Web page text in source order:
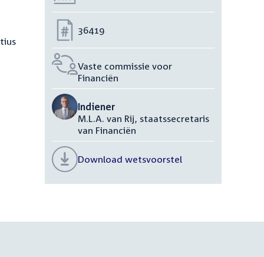
Nummer:
36419
Vaste commissie voor
Financiën
Indiener
M.L.A. van Rij, staatssecretaris
van Financiën
Download wetsvoorstel